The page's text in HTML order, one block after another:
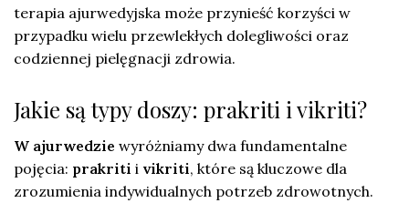
terapia ajurwedyjska może przynieść korzyści w
przypadku wielu przewlekłych dolegliwości oraz
codziennej pielęgnacji zdrowia.
Jakie są typy doszy: prakriti i vikriti?
W ajurwedzie wyróżniamy dwa fundamentalne
pojęcia: prakriti i vikriti, które są kluczowe dla
zrozumienia indywidualnych potrzeb zdrowotnych.